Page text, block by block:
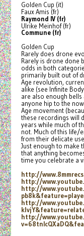
Golden Cup (it)
Faux Amis (fr)
Raymond IV (fr)
Ulrike Meinhof (fr)
Commune (fr)
Golden Cup
Rarely does drone
Rarely is drone done
odds in both
primarily built out of
Age revolution,
alike (see Infinite
are also enough
anyone hip to the
Age movement
these recordings will
years while much of
not. Much of this life/
from their delicate
Just enough to make
that anything
time you celebrate a
http://
http://
http://
http://
http://